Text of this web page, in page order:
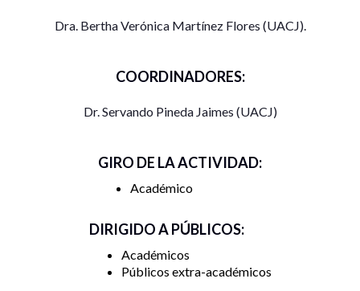
Dra. Bertha Verónica Martínez Flores (UACJ).
COORDINADORES:
Dr. Servando Pineda Jaimes (UACJ)
GIRO DE LA ACTIVIDAD:
Académico
DIRIGIDO A PÚBLICOS:
Académicos
Públicos extra-académicos